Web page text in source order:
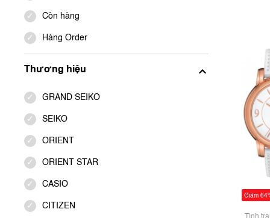
Còn hàng
Hàng Order
Thương hiệu
GRAND SEIKO
SEIKO
ORIENT
ORIENT STAR
CASIO
CITIZEN
Giảm